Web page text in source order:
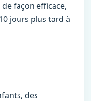
façon efficace,
jours plus tard à
des